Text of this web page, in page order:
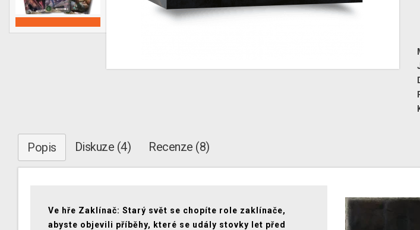
Popis Diskuze (4) Recenze (8)
Ve hře Zaklínač: Starý svět se chopíte role zaklínače,
abyste objevili příběhy, které se udály stovky let před